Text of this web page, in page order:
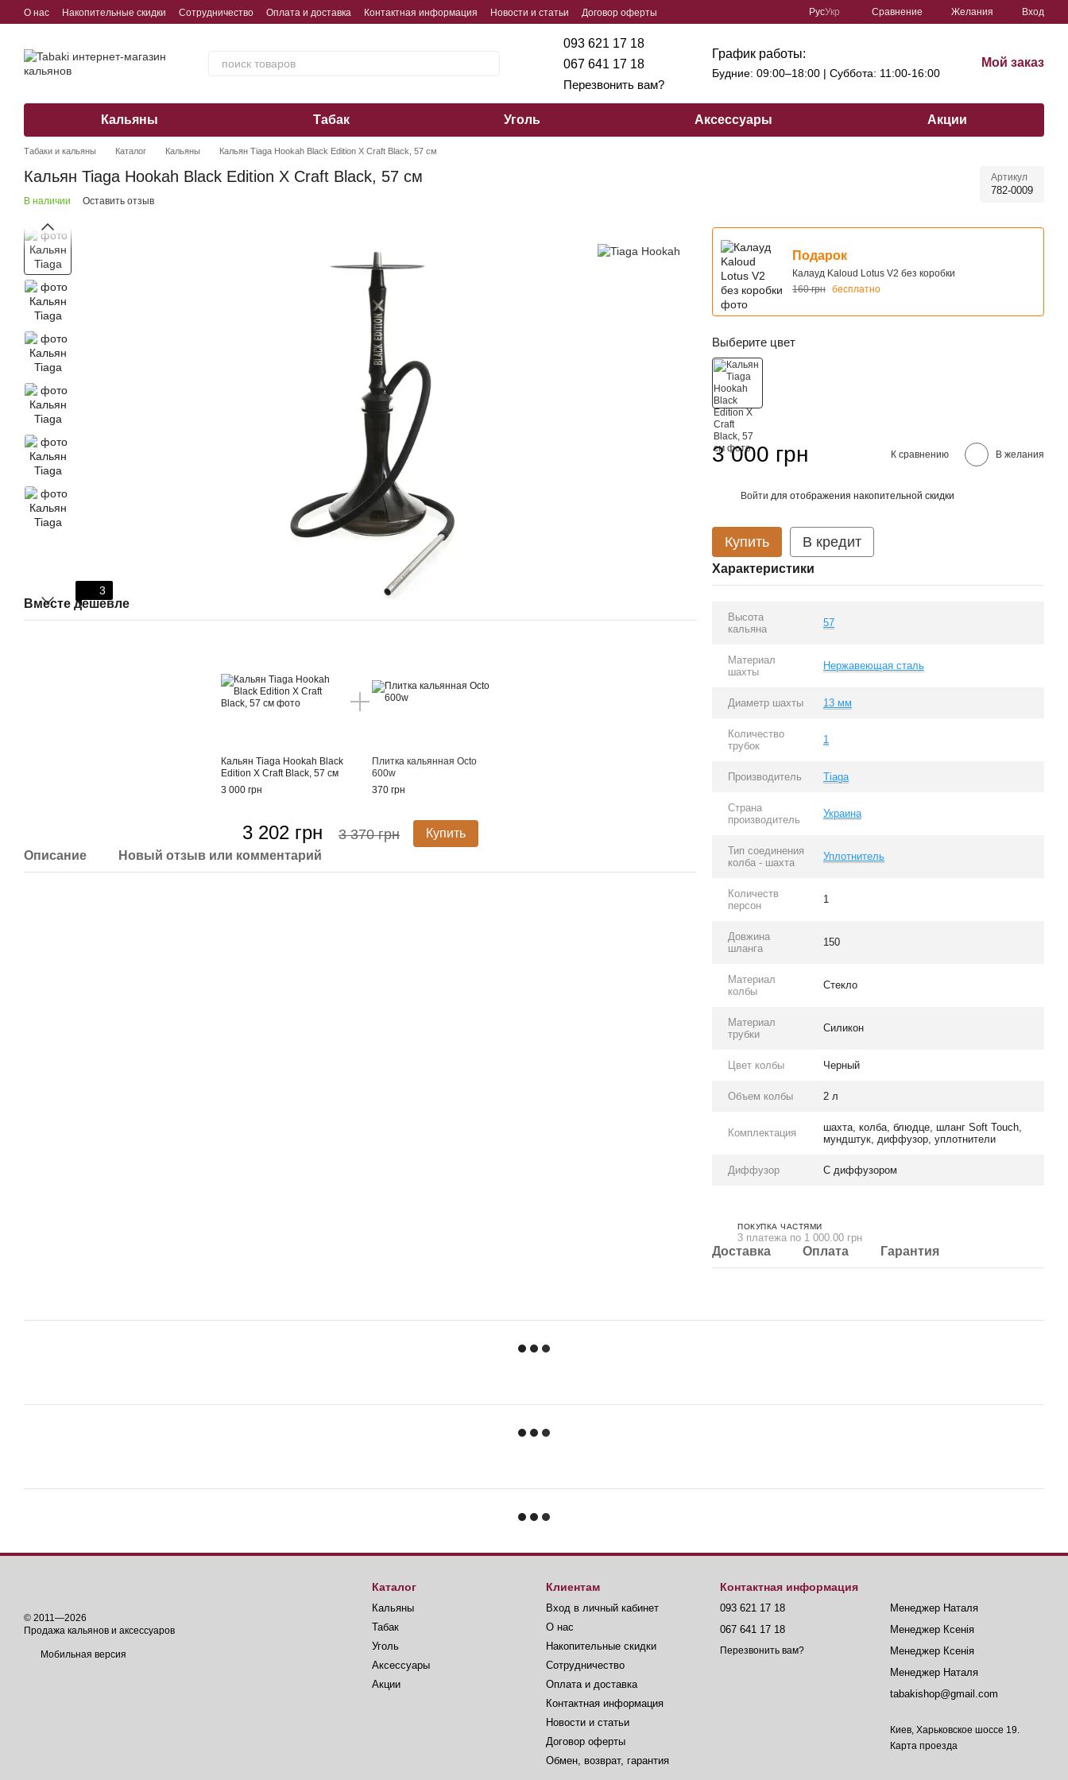
Перейти к основному контенту
О нас Накопительные скидки Сотрудничество Оплата и доставка Контактная информация Новости и статьи
Договор оферты
РусУкр Сравнение Желания Вход
093 621 17 18
067 641 17 18
Перезвонить вам?
График работы:
Будние: 09:00–18:00 | Cуббота: 11:00-16:00
Мой заказ
Кальяны Табак Уголь Аксессуары Акции
Табаки и кальяны Каталог Кальяны Кальян Tiaga Hookah Black Edition X Craft Black, 57 см
Кальян Tiaga Hookah Black Edition X Craft Black, 57 см Артикул
782-0009
В наличии Оставить отзыв
3
Вместе дешевле
Кальян Tiaga Hookah Black
Edition X Craft Black, 57 см
3 000 грн
Плитка кальянная Octo
600w
370 грн
3 202 грн 3 370 грн
Купить
Описание
Новый отзыв или комментарий
Подарок
Калауд Kaloud Lotus V2 без коробки
160 грн бесплатно
Выберите цвет
3 000 грн К сравнению В желания
Войти для отображения накопительной скидки
Купить В кредит
Характеристики
Высота
кальяна
57
Материал
шахты
Нержавеющая сталь
Диаметр шахты 13 мм
Количество
трубок
1
Производитель Tiaga
Страна
производитель
Украина
Тип соединения
колба - шахта
Уплотнитель
Количеств
персон
1
Довжина
шланга
150
Материал
колбы
Стекло
Материал
трубки
Силикон
Цвет колбы Черный
Объем колбы 2 л
Комплектация
шахта, колба, блюдце, шланг Soft Touch,
мундштук, диффузор, уплотнители
Диффузор С диффузором
ПОКУПКА ЧАСТЯМИ
3 платежа по 1 000.00 грн
Доставка Оплата Гарантия
© 2011—2026
Продажа кальянов и аксессуаров
Мобильная версия
Каталог
Кальяны
Табак
Уголь
Аксессуары
Акции
Клиентам
Вход в личный кабинет
О нас
Накопительные скидки
Сотрудничество
Оплата и доставка
Контактная информация
Новости и статьи
Договор оферты
Обмен, возврат, гарантия
Контактная информация
093 621 17 18
067 641 17 18
Перезвонить вам?
Менеджер Наталя
Менеджер Ксенія
Менеджер Ксенія
Менеджер Наталя
tabakishop@gmail.com
Киев, Харьковское шоссе 19.
Карта проезда